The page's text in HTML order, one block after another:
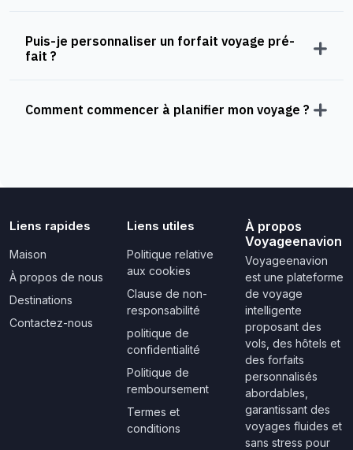
Puis-je personnaliser un forfait voyage pré-
fait ?
Comment commencer à planifier mon voyage ?
Liens rapides
Maison
À propos de nous
Destinations
Contactez-nous
Liens utiles
Politique relative
aux cookies
Clause de non-
responsabilité
politique de
confidentialité
Politique de
remboursement
Termes et
conditions
À propos
Voyageenavion
Voyageenavion
est une plateforme
de voyage
intelligente
proposant des
vols, des hôtels et
des forfaits
personnalisés
abordables,
garantissant des
voyages fluides et
sans stress pour